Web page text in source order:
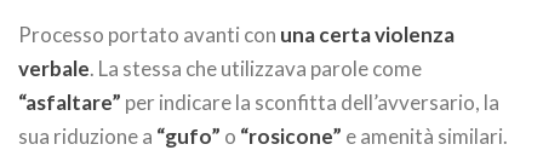
Processo portato avanti con una certa violenza
verbale. La stessa che utilizzava parole come
“asfaltare” per indicare la sconfitta dell’avversario, la
sua riduzione a “gufo” o “rosicone” e amenità similari.